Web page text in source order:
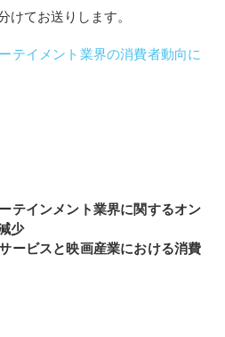
けてお送りします。
テイメント業界の消費者動向に
テインメント業界に関するオン
少
ービスと映画産業における消費